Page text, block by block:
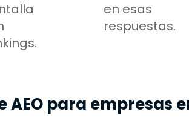
en esas
respuestas.
AEO para empresas